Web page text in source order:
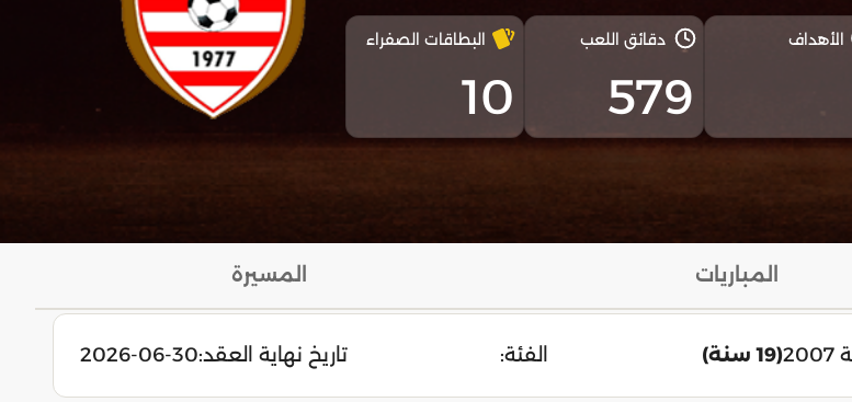
الأهداف دقائق اللعب
579
البطاقات الصفراء
10
المباريات المسيرة
(19 سنة) الفئة: تاريخ نهاية العقد:2026-06-30